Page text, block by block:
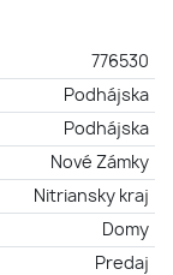
776530
Podhájska
Podhájska
Nové Zámky
Nitriansky kraj
Domy
Predaj